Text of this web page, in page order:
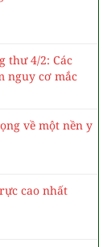
thư 4/2: Các
nguy cơ mắc
về một nền y
cao nhất